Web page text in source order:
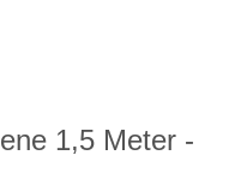
1,5 Meter -